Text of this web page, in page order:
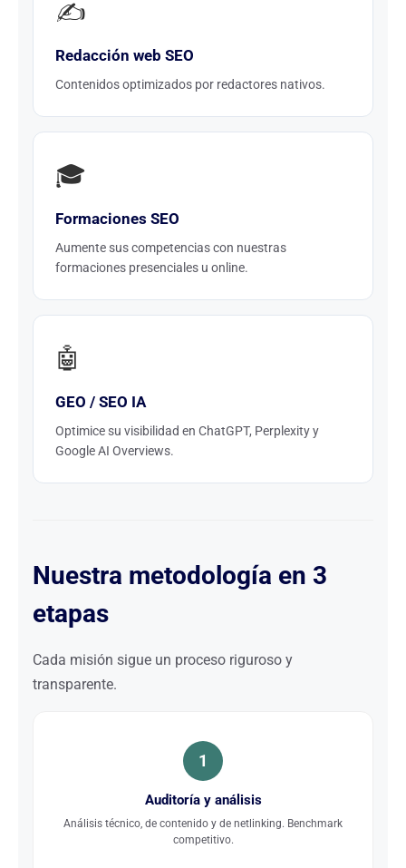
✍️
Redacción web SEO
Contenidos optimizados por redactores nativos.
🎓
Formaciones SEO
Aumente sus competencias con nuestras
formaciones presenciales u online.
🤖
GEO / SEO IA
Optimice su visibilidad en ChatGPT, Perplexity y
Google AI Overviews.
Nuestra metodología en 3
etapas
Cada misión sigue un proceso riguroso y
transparente.
1
Auditoría y análisis
Análisis técnico, de contenido y de netlinking. Benchmark
competitivo.